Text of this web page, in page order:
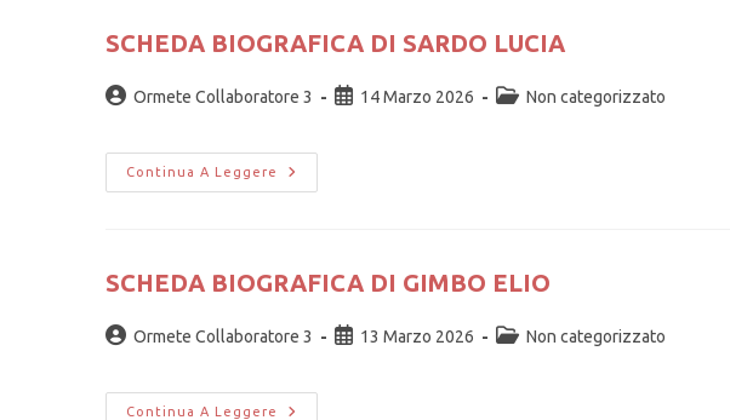
SCHEDA BIOGRAFICA DI SARDO LUCIA
Ormete Collaboratore 3 14 Marzo 2026 Non categorizzato
Continua A Leggere
SCHEDA BIOGRAFICA DI GIMBO ELIO
Ormete Collaboratore 3 13 Marzo 2026 Non categorizzato
Continua A Leggere